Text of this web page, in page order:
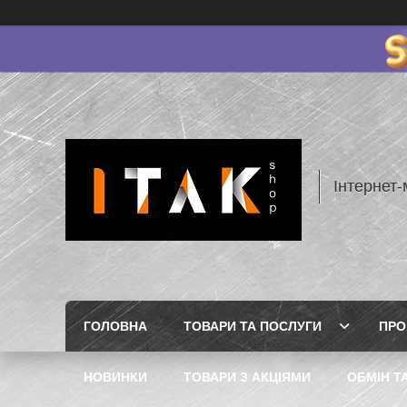
ГОЛОВНА ТОВАРИ ТА ПОСЛУГИ
НОВИНКИ ТОВАРИ З АКЦІЯМИ ОБМІН